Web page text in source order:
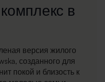
в
версия жилого
созданного для
покой и близость к